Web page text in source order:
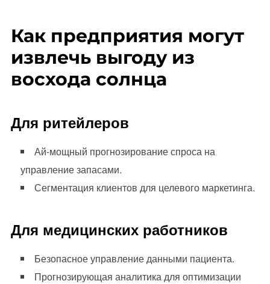
Как предприятия могут
извлечь выгоду из
восхода солнца
Для ритейлеров
Ай-мощный прогнозирование спроса на
управление запасами.
Сегментация клиентов для целевого маркетинга.
Для медицинских работников
Безопасное управление данными пациента.
Прогнозирующая аналитика для оптимизации